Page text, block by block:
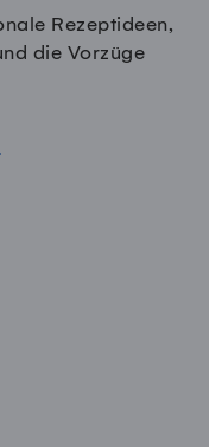
Rezeptideen,
die Vorzüge